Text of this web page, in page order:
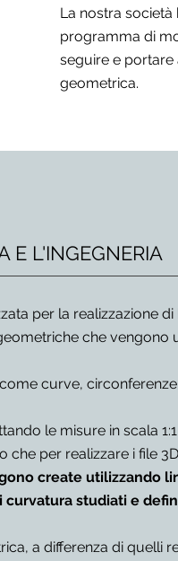
La nostra
programma di
seguire e
geometrica.
E L'INGEGNERIA
per la realizzazione
che vengono
curve,
le misure in scala
per realizzare i file
create utilizzando
studiati e
a differenza di quelli